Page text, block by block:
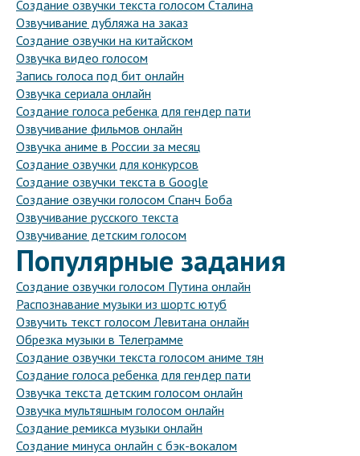
Создание озвучки текста голосом Сталина
Озвучивание дубляжа на заказ
Создание озвучки на китайском
Озвучка видео голосом
Запись голоса под бит онлайн
Озвучка сериала онлайн
Создание голоса ребенка для гендер пати
Озвучивание фильмов онлайн
Озвучка аниме в России за месяц
Создание озвучки для конкурсов
Создание озвучки текста в Google
Создание озвучки голосом Спанч Боба
Озвучивание русского текста
Озвучивание детским голосом
Популярные задания
Создание озвучки голосом Путина онлайн
Распознавание музыки из шортс ютуб
Озвучить текст голосом Левитана онлайн
Обрезка музыки в Телеграмме
Создание озвучки текста голосом аниме тян
Создание голоса ребенка для гендер пати
Озвучка текста детским голосом онлайн
Озвучка мультяшным голосом онлайн
Создание ремикса музыки онлайн
Создание минуса онлайн с бэк-вокалом